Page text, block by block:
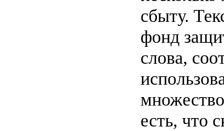
сбыту.
фонд
слова,
есть, что